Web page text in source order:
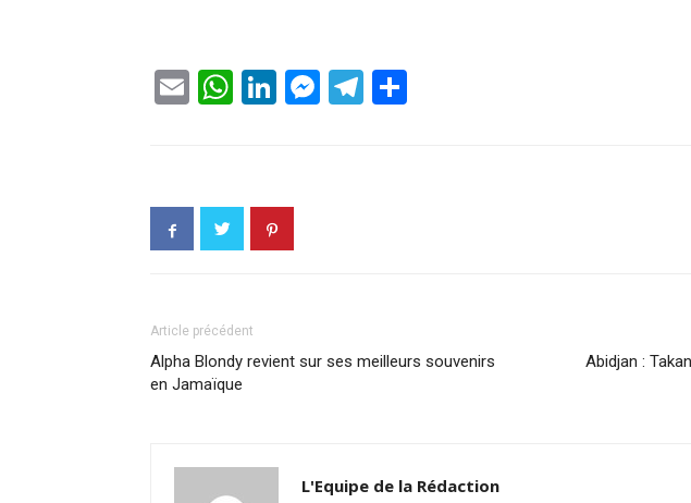
EmailWhatsApp
LinkedIn
Messenger
Telegram
Article précédent
Alpha Blondy revient sur ses meilleurs souvenirs
en Jamaïque
Abidjan :
L'Equipe de la Rédaction